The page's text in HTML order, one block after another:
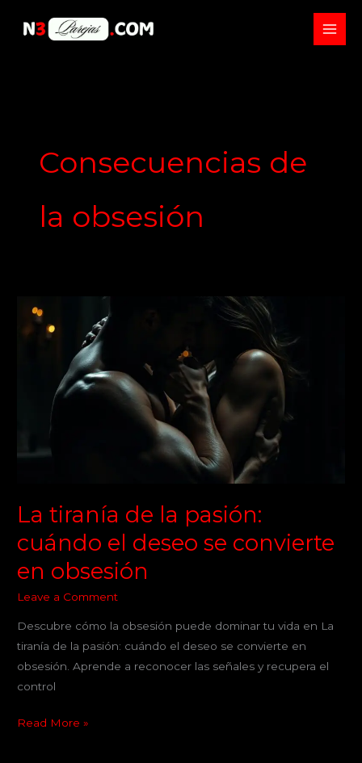
Consecuencias de
la obsesión
La tiranía de la pasión:
cuándo el deseo se convierte
en obsesión
Leave a Comment
Descubre cómo la obsesión puede dominar tu vida en La
tiranía de la pasión: cuándo el deseo se convierte en
obsesión. Aprende a reconocer las señales y recupera el
control
tiranía
cuándo
en
Read More »